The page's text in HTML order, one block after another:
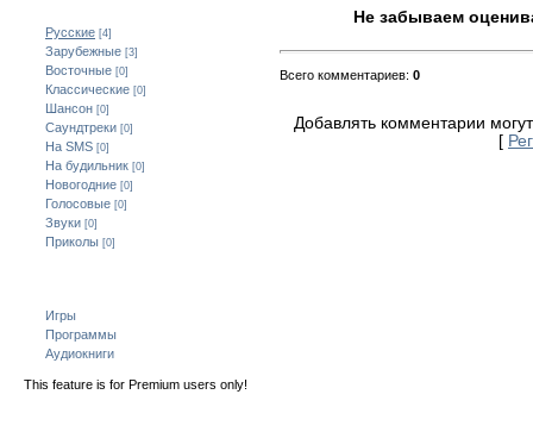
Русские [4]
Зарубежные [3]
Восточные [0]
Классические [0]
Шансон [0]
Саундтреки [0]
На SMS [0]
На будильник [0]
Новогодние [0]
Голосовые [0]
Звуки [0]
Приколы [0]
Игры
Программы
Аудиокниги
This feature is for Premium users only!
Не забываем
Всего комментариев: 0
Добавлять комментарии
[